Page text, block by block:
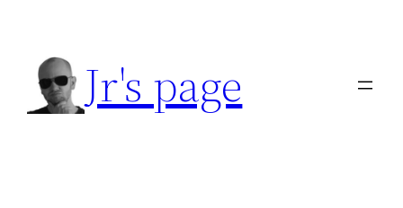
obsah
Jr's page